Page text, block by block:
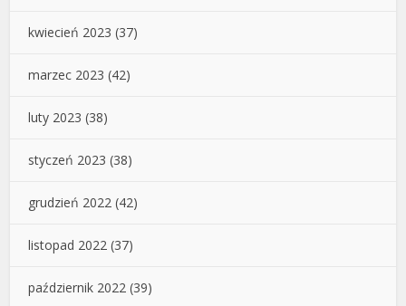
kwiecień 2023 (37)
marzec 2023 (42)
luty 2023 (38)
styczeń 2023 (38)
grudzień 2022 (42)
listopad 2022 (37)
październik 2022 (39)